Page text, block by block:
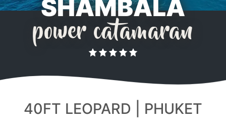
SHAMBALA
power catamaran
40FT LEOPARD | PHUKET